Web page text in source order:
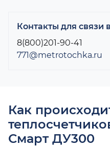
Контакты для связи
8(800)201-90-41
771@metrotochka.ru
Как
Смарт ДУ300